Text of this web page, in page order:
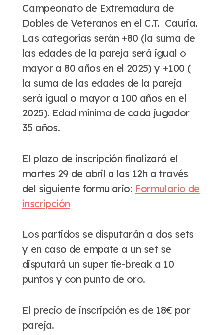
Campeonato de Extremadura de
Dobles de Veteranos en el C.T. Cauria.
Las categorías serán +80 (la suma de
las edades de la pareja será igual o
mayor a 80 años en el 2025) y +100 (
la suma de las edades de la pareja
será igual o mayor a 100 años en el
2025). Edad mínima de cada jugador
35 años.
El plazo de inscripción finalizará el
martes 29 de abril a las 12h a través
del siguiente formulario: Formulario de
inscripción
Los partidos se disputarán a dos sets
y en caso de empate a un set se
disputará un super tie-break a 10
puntos y con punto de oro.
El precio de inscripción es de 18€ por
pareja.